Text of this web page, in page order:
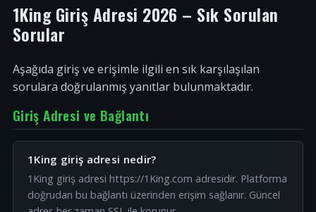
1King Giriş Adresi 2026 – Sık Sorulan
Sorular
Aşağıda giriş ve erişimle ilgili en sık karşılaşılan
sorulara doğrulanmış yanıtlar bulunmaktadır.
Giriş Adresi ve Bağlantı
1King giriş adresi nedir?
1King giriş adresi https://1King.com adresidir. Platforma
doğrudan bu bağlantı üzerinden erişim sağlanır. Güncel